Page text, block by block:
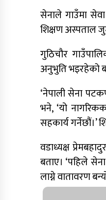
सेनाले गाउँमा सेवा
शिक्षण अस्पताल
गुठिचौर
अनुभुति भइरहेको
‘नेपाली सेना
भने, ‘यो
सहकार्य गर्नेछौं।’
वडाध्यक्ष
बताए। ‘पहिले
लाग्ने वातावरण